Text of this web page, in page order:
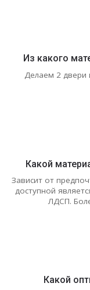
Из какого
Делаем 2 двери
Какой
Зависит от
доступной
ЛДСП.
Какой